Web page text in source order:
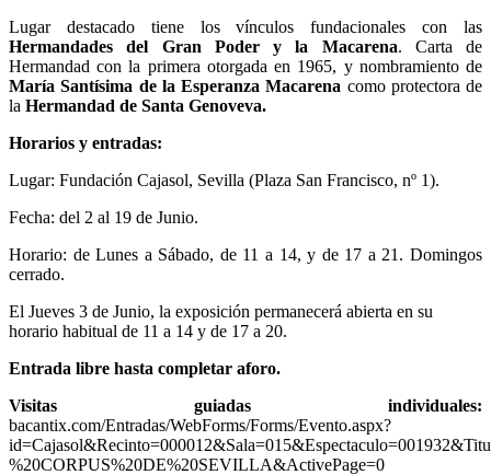
Lugar destacado tiene los vínculos fundacionales con las
Hermandades del Gran Poder y la Macarena. Carta de
Hermandad con la primera otorgada en 1965, y nombramiento de
María Santísima de la Esperanza Macarena como protectora de
la Hermandad de Santa Genoveva.
Horarios y entradas:
Lugar: Fundación Cajasol, Sevilla (Plaza San Francisco, nº 1).
Fecha: del 2 al 19 de Junio.
Horario: de Lunes a Sábado, de 11 a 14, y de 17 a 21. Domingos
cerrado.
El Jueves 3 de Junio, la exposición permanecerá abierta en su
horario habitual de 11 a 14 y de 17 a 20.
Entrada libre hasta completar aforo.
Visitas guiadas individuales:
bacantix.com/Entradas/WebForms/Forms/Evento.aspx?
%20CORPUS%20DE%20SEVILLA&ActivePage=0